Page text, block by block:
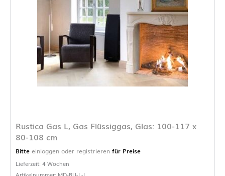
Rustica Gas L, Gas Flüssiggas, Glas: 100-117 x
80-108 cm
Bitte einloggen oder registrieren für Preise
Lieferzeit: 4 Wochen